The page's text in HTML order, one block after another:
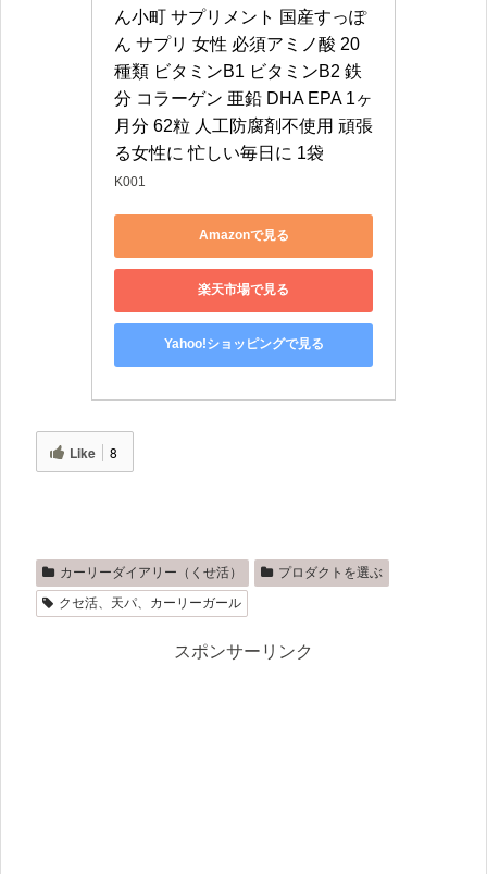
ん小町 サプリメント 国産すっぽ
ん サプリ 女性 必須アミノ酸 20
種類 ビタミンB1 ビタミンB2 鉄
分 コラーゲン 亜鉛 DHA EPA 1ヶ
月分 62粒 人工防腐剤不使用 頑張
る女性に 忙しい毎日に 1袋
K001
Amazonで見る
楽天市場で見る
Yahoo!ショッピングで見る
Like 8
カーリーダイアリー（くせ活）
プロダクトを選ぶ
クセ活、天パ、カーリーガール
スポンサーリンク